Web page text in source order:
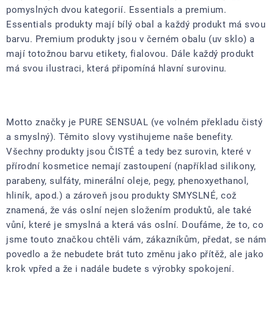
pomyslných dvou kategorií. Essentials a premium.
Essentials produkty mají bílý obal a každý produkt má svou
barvu. Premium produkty jsou v černém obalu (uv sklo) a
mají totožnou barvu etikety, fialovou. Dále každý produkt
má svou ilustraci, která připomíná hlavní surovinu.
Motto značky je PURE SENSUAL (ve volném překladu čistý
a smyslný). Těmito slovy vystihujeme naše benefity.
Všechny produkty jsou ČISTÉ a tedy bez surovin, které v
přírodní kosmetice nemají zastoupení (například silikony,
parabeny, sulfáty, minerální oleje, pegy, phenoxyethanol,
hliník, apod.) a zároveň jsou produkty SMYSLNÉ, což
znamená, že vás oslní nejen složením produktů, ale také
vůní, které je smyslná a která vás oslní. Doufáme, že to, co
jsme touto značkou chtěli vám, zákazníkům, předat, se nám
povedlo a že nebudete brát tuto změnu jako přítěž, ale jako
krok vpřed a že i nadále budete s výrobky spokojení.